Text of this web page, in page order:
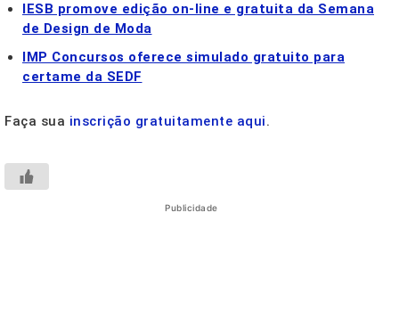
IESB promove edição on-line e gratuita da Semana
de Design de Moda
IMP Concursos oferece simulado gratuito para
certame da SEDF
Faça sua inscrição gratuitamente aqui.
Publicidade